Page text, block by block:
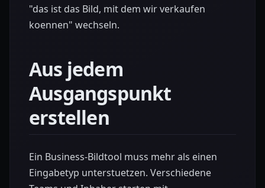
"das ist das Bild, mit dem wir verkaufen
koennen" wechseln.
Aus jedem
Ausgangspunkt
erstellen
Ein Business-Bildtool muss mehr als einen
Eingabetyp unterstuetzen. Verschiedene